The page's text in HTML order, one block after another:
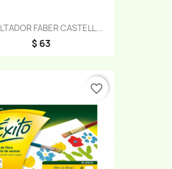
FABER CASTELL...
$ 63
favorite_border